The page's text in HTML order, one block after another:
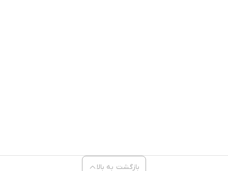
بازگشت به بالا